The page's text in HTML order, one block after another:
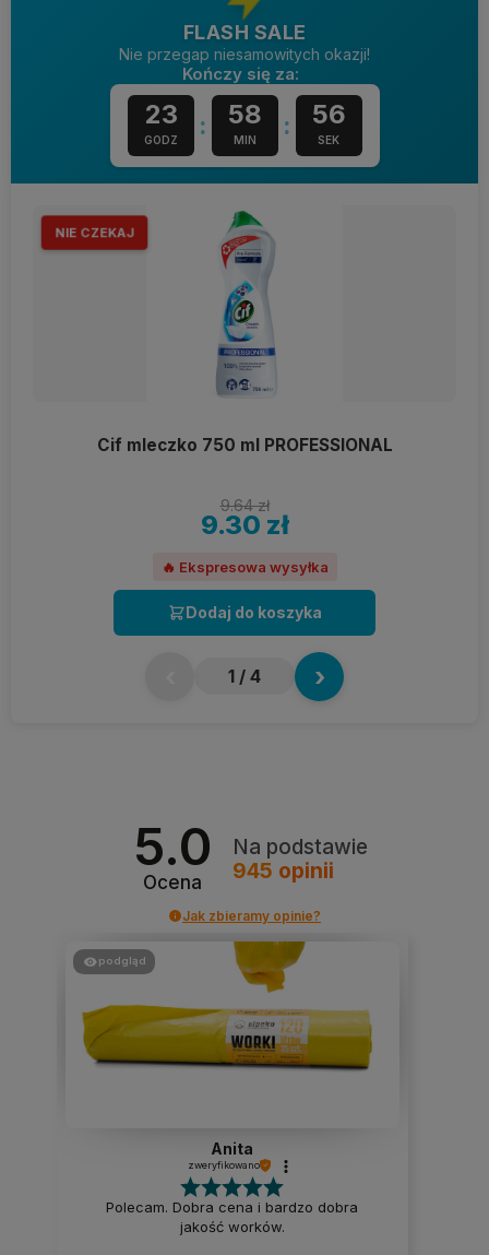
FLASH SALE
Nie przegap niesamowitych okazji!
Kończy się za:
23
GODZ : 58
MIN : 54
SEK
NIE CZEKAJ
Cif mleczko 750 ml PROFESSIONAL
9.64 zł
9.30 zł
🔥 Ekspresowa wysyłka
Dodaj do koszyka
1 / 4 ›
5.0
Ocena
Na podstawie
945 opinii
Jak zbieramy opinie?
podgląd
Anita
zweryfikowano
Polecam. Dobra cena i bardzo dobra
jakość worków.